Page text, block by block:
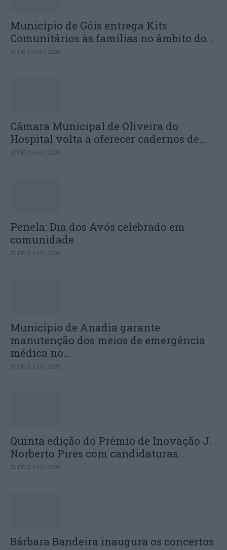
Município de Góis entrega Kits
Comunitários às famílias no âmbito do...
30 DE JULHO, 2026
Câmara Municipal de Oliveira do
Hospital volta a oferecer cadernos de...
30 DE JULHO, 2026
Penela: Dia dos Avós celebrado em
comunidade
30 DE JULHO, 2026
Município de Anadia garante
manutenção dos meios de emergência
médica no...
30 DE JULHO, 2026
Quinta edição do Prémio de Inovação J.
Norberto Pires com candidaturas...
30 DE JULHO, 2026
Bárbara Bandeira inaugura os concertos